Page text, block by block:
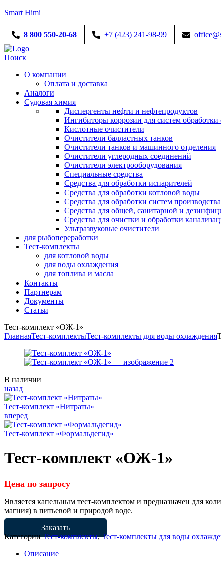
Smart Himi
8 800 550-20-68 +7 (423) 241-98-99
Menu
Поиск
О компании
Оплата и доставка
Аналоги
Судовая химия
Диспергенты нефти и нефтепродуктов
Ингибиторы коррозии для систем
Кислотные очистители
Очистители балластных танков
Очистители танков и машинного отделения
Очистители углеродных соединений
Очистители электрооборудования
Специальные средства
Средства для обработки испарителей
Средства для обработки котловой воды
Средства для обработки систем
Средства для общей, санитарной и
Средства для очистки и обработки
Ультразвуковые очистители
для рыбопереработки
Тест-комплекты
для котловой воды
для воды охлаждения
для топлива и масла
Контакты
Партнерам
Документы
Статьи
Тест-комплект «ОЖ-1»
ГлавнаяТест-комплектыТест-комплекты для воды охлаждения
Availability:
В наличии
назад
Тест-комплект «Нитраты»
вперед
Тест-комплект «Формальдегид»
Тест-комплект «ОЖ-1»
Цена по запросу
Является капельным тест-комплектом и предназначен для
магния) в питьевой и природой воде.
Заказать
КатегорииТест-комплекты,Тест-комплекты для воды
Описание